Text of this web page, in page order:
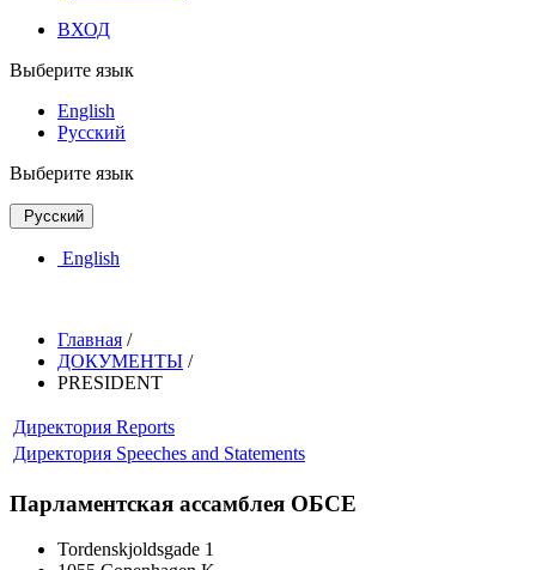
ВХОД
Выберите язык
English
Русский
Выберите язык
Русский
English
Главная /
ДОКУМЕНТЫ /
PRESIDENT
Директория Reports
Директория Speeches and Statements
Парламентская ассамблея ОБСЕ
Tordenskjoldsgade 1